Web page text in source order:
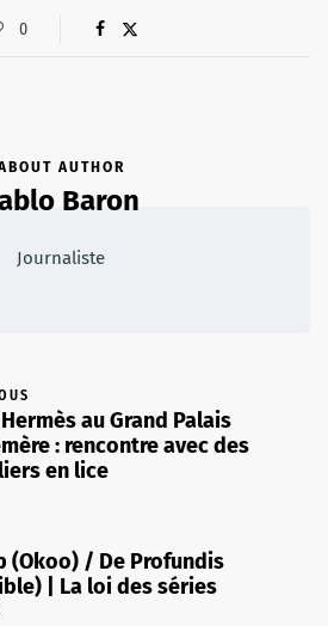
0
AUTHOR
Baron
Journaliste
au Grand Palais
: rencontre avec des
en lice
(Okoo) / De Profundis
| La loi des séries